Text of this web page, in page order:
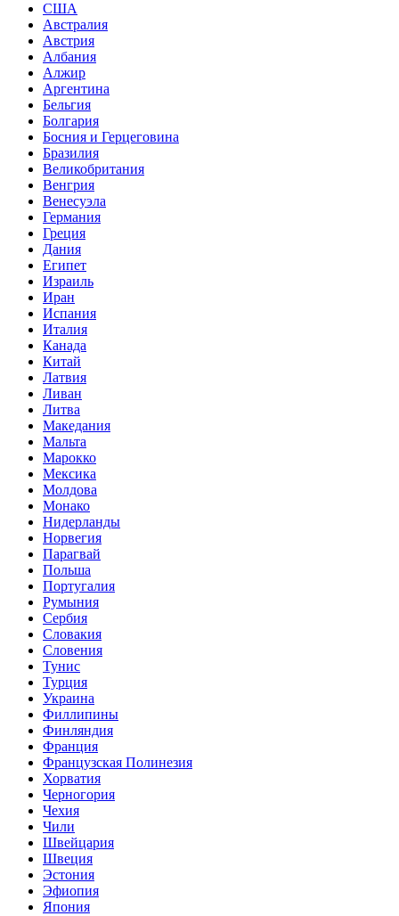
США
Австралия
Австрия
Албания
Алжир
Аргентина
Бельгия
Болгария
Босния и Герцеговина
Бразилия
Великобритания
Венгрия
Венесуэла
Германия
Греция
Дания
Египет
Израиль
Иран
Испания
Италия
Канада
Китай
Латвия
Ливан
Литва
Македания
Мальта
Марокко
Мексика
Молдова
Монако
Нидерланды
Норвегия
Парагвай
Польша
Португалия
Румыния
Сербия
Словакия
Словения
Тунис
Турция
Украина
Филлипины
Финляндия
Франция
Французская Полинезия
Хорватия
Черногория
Чехия
Чили
Швейцария
Швеция
Эстония
Эфиопия
Япония